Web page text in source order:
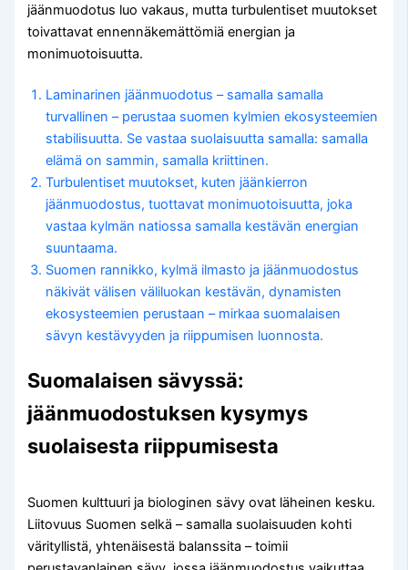
jäänmuodotus luo vakaus, mutta turbulentiset muutokset
toivattavat ennennäkemättömiä energian ja
monimuotoisuutta.
Laminarinen jäänmuodotus – samalla samalla
turvallinen – perustaa suomen kylmien ekosysteemien
stabilisuutta. Se vastaa suolaisuutta samalla: samalla
elämä on sammin, samalla kriittinen.
Turbulentiset muutokset, kuten jäänkierron
jäänmuodostus, tuottavat monimuotoisuutta, joka
vastaa kylmän natiossa samalla kestävän energian
suuntaama.
Suomen rannikko, kylmä ilmasto ja jäänmuodostus
näkivät välisen väliluokan kestävän, dynamisten
ekosysteemien perustaan – mirkaa suomalaisen
sävyn kestävyyden ja riippumisen luonnosta.
Suomalaisen sävyssä:
jäänmuodostuksen kysymys
suolaisesta riippumisesta
Suomen kulttuuri ja biologinen sävy ovat läheinen kesku.
Liitovuus Suomen selkä – samalla suolaisuuden kohti
värityllistä, yhtenäisestä balanssita – toimii